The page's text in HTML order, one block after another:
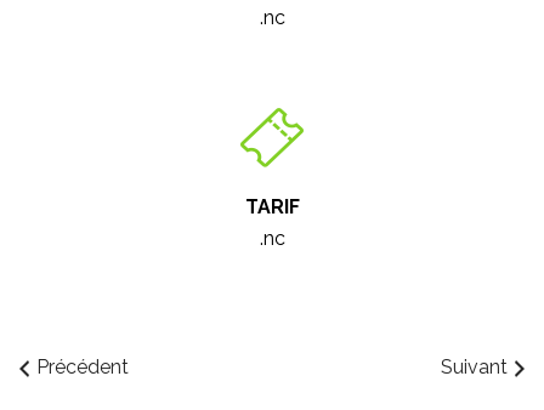
.nc
TARIF
.nc
Précédent Suivant